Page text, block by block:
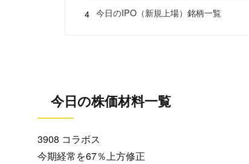
今日のIPO（新規上場）銘柄一覧
今日の株価材料一覧
3908 コラボス
今期経常を67％上方修正